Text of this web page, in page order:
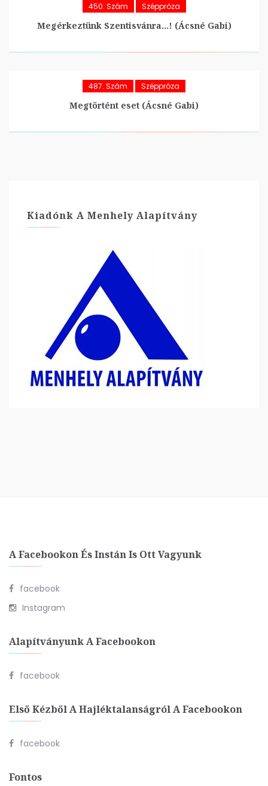
450. Szám Széppróza
Megérkeztünk Szentisvánra…! (Ácsné Gabi)
487. Szám Széppróza
Megtörtént eset (Ácsné Gabi)
Kiadónk A Menhely Alapítvány
A Facebookon És Instán Is Ott Vagyunk
facebook
Instagram
Alapítványunk A Facebookon
facebook
Első Kézből A Hajléktalanságról A Facebookon
facebook
Fontos